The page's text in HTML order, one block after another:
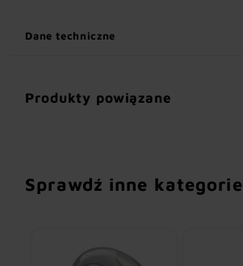
Dane techniczne
Produkty powiązane
Sprawdź inne kategorie